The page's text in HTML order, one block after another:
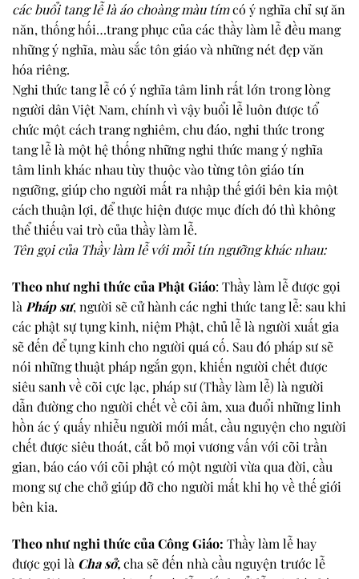
các buổi tang lễ là áo choàng màu tímcó ý nghĩa chỉ sự ăn
năn, thống hối…trang phục của các thầy làm lễ đều mang
những ý nghĩa, màu sắc tôn giáo và những nét đẹp văn
hóa riêng.
Nghi thức tang lễ có ý nghĩa tâm linh rất lớn trong lòng
người dân Việt Nam, chính vì vậy buổi lễ luôn được tổ
chức một cách trang nghiêm, chu đáo, nghi thức trong
tang lễ là một hệ thống những nghi thức mang ý nghĩa
tâm linh khác nhau tùy thuộc vào từng tôn giáo tín
ngưỡng, giúp cho người mất ra nhập thế giới bên kia một
cách thuận lợi, để thực hiện được mục đích đó thì không
thể thiếu vai trò của thầy làm lễ.
Tên gọi của Thầy làm lễ với mỗi tín ngưỡng khác nhau:
Theo như nghi thức của Phật Giáo: Thầy làm lễ được gọi
là Pháp sư, người sẽ cử hành các nghi thức tang lễ: sau khi
các phật sự tụng kinh, niệm Phật, chủ lễ là người xuất gia
sẽ đến để tụng kinh cho người quá cố. Sau đó pháp sư sẽ
nói những thuật pháp ngắn gọn, khiến người chết được
siêu sanh về cõi cực lạc, pháp sư (Thầy làm lễ) là người
dẫn đường cho người chết về cõi âm, xua đuổi những linh
hồn ác ý quấy nhiễu người mới mất, cầu nguyện cho người
chết được siêu thoát, cắt bỏ mọi vương vấn với cõi trần
gian, báo cáo với cõi phật có một người vừa qua đời, cầu
mong sự che chở giúp đỡ cho người mất khi họ về thế giới
bên kia.
Theo như nghi thức của Công Giáo: Thầy làm lễ hay
được gọi là Cha sở,cha sẽ đến nhà cầu nguyện trước lễ